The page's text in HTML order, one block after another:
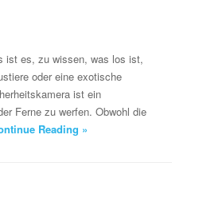
ist es, zu wissen, was los ist,
oder eine exotische
ist ein
Ferne zu werfen. Obwohl die
Reading »